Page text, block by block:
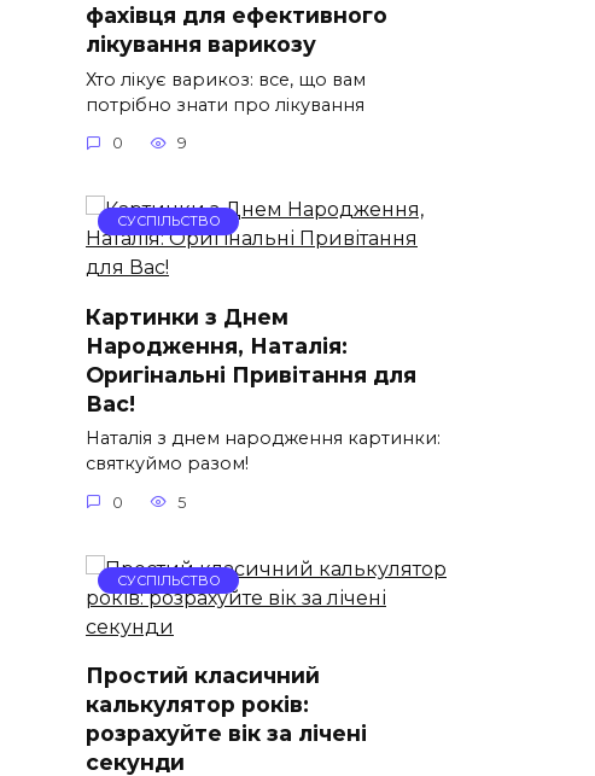
фахівця для ефективного
лікування варикозу
Хто лікує варикоз: все, що вам
потрібно знати про лікування
0 9
СУСПІЛЬСТВО
Картинки з Днем
Народження, Наталія:
Оригінальні Привітання для
Вас!
Наталія з днем народження картинки:
святкуймо разом!
0 5
СУСПІЛЬСТВО
Простий класичний
калькулятор років:
розрахуйте вік за лічені
секунди